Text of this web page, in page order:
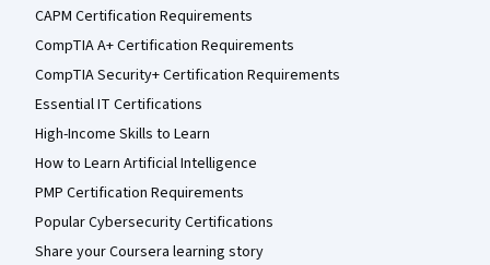
CAPM Certification Requirements
CompTIA A+ Certification Requirements
CompTIA Security+ Certification Requirements
Essential IT Certifications
High-Income Skills to Learn
How to Learn Artificial Intelligence
PMP Certification Requirements
Popular Cybersecurity Certifications
Share your Coursera learning story